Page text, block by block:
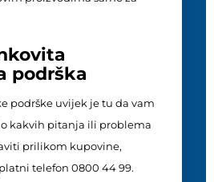
podrška
podrške uvijek je tu da vam
kakvih pitanja ili problema
prilikom kupovine,
telefon 0800 44 99.